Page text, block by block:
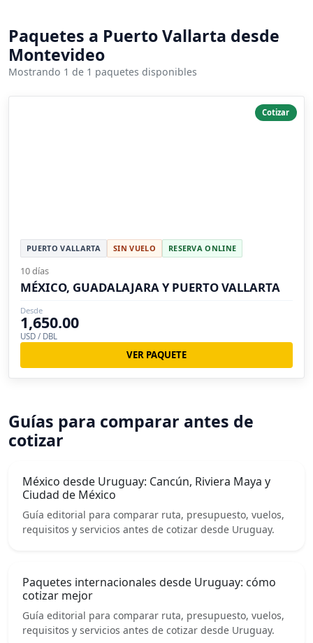
Paquetes a Puerto Vallarta desde
Montevideo
Mostrando 1 de 1 paquetes disponibles
Cotizar
PUERTO VALLARTA SIN VUELO RESERVA ONLINE
10 días
MÉXICO, GUADALAJARA Y PUERTO VALLARTA
Desde
1,650.00
USD / DBL
VER PAQUETE
Guías para comparar antes de
cotizar
México desde Uruguay: Cancún, Riviera Maya y
Ciudad de México
Guía editorial para comparar ruta, presupuesto, vuelos,
requisitos y servicios antes de cotizar desde Uruguay.
Paquetes internacionales desde Uruguay: cómo
cotizar mejor
Guía editorial para comparar ruta, presupuesto, vuelos,
requisitos y servicios antes de cotizar desde Uruguay.